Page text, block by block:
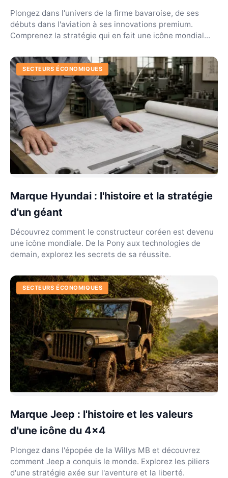
Plongez dans l'univers de la firme bavaroise, de ses
débuts dans l'aviation à ses innovations premium.
Comprenez la stratégie qui en fait une icône mondial...
SECTEURS ÉCONOMIQUES
Marque Hyundai : l'histoire et la stratégie
d'un géant
Découvrez comment le constructeur coréen est devenu
une icône mondiale. De la Pony aux technologies de
demain, explorez les secrets de sa réussite.
SECTEURS ÉCONOMIQUES
Marque Jeep : l'histoire et les valeurs
d'une icône du 4x4
Plongez dans l'épopée de la Willys MB et découvrez
comment Jeep a conquis le monde. Explorez les piliers
d'une stratégie axée sur l'aventure et la liberté.